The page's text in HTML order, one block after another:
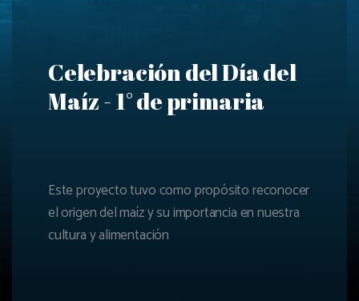
Celebración del Día del
Maíz - 1° de primaria
Este proyecto tuvo como propósito reconocer
el origen del maíz y su importancia en nuestra
cultura y alimentación